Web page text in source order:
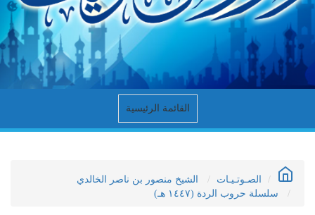
القائمة الرئيسية
الصـوتـيـات
الشيخ منصور بن ناصر الخالدي
سلسلة حروب الردة (١٤٤٧ هـ)